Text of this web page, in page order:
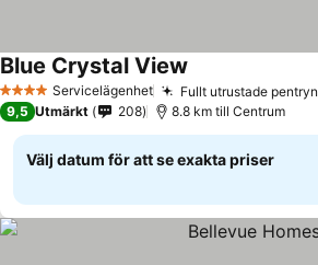
4 StjärnorServicelägenhet Fullt utrustade pentryn
Blue Crystal View
9,5 Utmärkt 208 8.8 km till Centrum
Välj datum för att se exakta priser